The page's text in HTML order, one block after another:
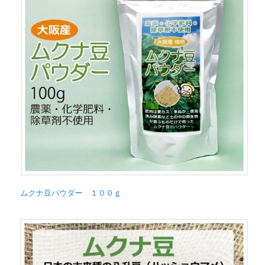
ムクナ豆パウダー １００ｇ